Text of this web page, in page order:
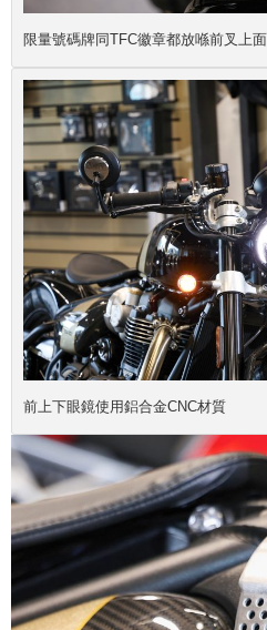
限量號碼牌同TFC徽章都放喺前叉上面
前上下眼鏡使用鋁合金CNC材質